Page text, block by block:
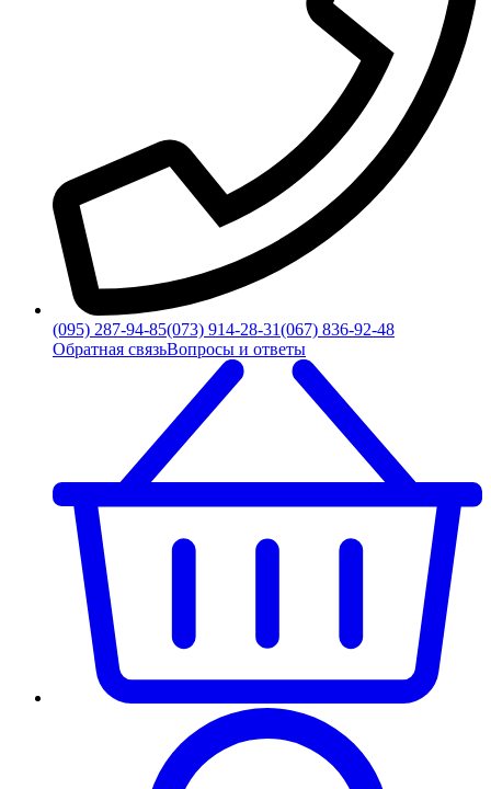
(095) 287-94-85(073) 914-28-31(067) 836-92-48
Обратная связьВопросы и ответы